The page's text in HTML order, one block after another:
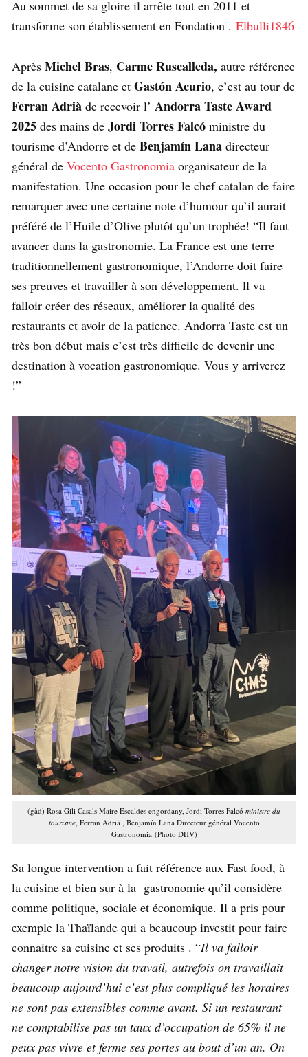
Au sommet de sa gloire il arrête tout en 2011 et
transforme son établissement en Fondation . Elbulli1846
Après Michel Bras, Carme Ruscalleda, autre référence
de la cuisine catalane et Gastón Acurio, c’est au tour de
Ferran Adrià de recevoir l’ Andorra Taste Award
2025 des mains de Jordi Torres Falcó ministre du
tourisme d’Andorre et de Benjamín Lana directeur
général de Vocento Gastronomia organisateur de la
manifestation. Une occasion pour le chef catalan de faire
remarquer avec une certaine note d’humour qu’il aurait
préféré de l’Huile d’Olive plutôt qu’un trophée! “Il faut
avancer dans la gastronomie. La France est une terre
traditionnellement gastronomique, l’Andorre doit faire
ses preuves et travailler à son développement. ll va
falloir créer des réseaux, améliorer la qualité des
restaurants et avoir de la patience. Andorra Taste est un
très bon début mais c’est très difficile de devenir une
destination à vocation gastronomique. Vous y arriverez
!”
(gàd) Rosa Gili Casals Maire Escaldes engordany, Jordi Torres Falcó ministre du
tourisme, Ferran Adrià , Benjamín Lana Directeur général Vocento
Gastronomia (Photo DHV)
Sa longue intervention a fait référence aux Fast food, à
la cuisine et bien sur à la gastronomie qu’il considère
comme politique, sociale et économique. Il a pris pour
exemple la Thaïlande qui a beaucoup investit pour faire
connaitre sa cuisine et ses produits . “Il va falloir
changer notre vision du travail, autrefois on travaillait
beaucoup aujourd’hui c’est plus compliqué les horaires
ne sont pas extensibles comme avant. Si un restaurant
ne comptabilise pas un taux d’occupation de 65% il ne
peux pas vivre et ferme ses portes au bout d’un an. On